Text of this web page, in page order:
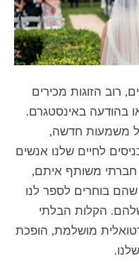
רוב הזוגות מכירים
בהודעה באינסטגרם.
משמעות חדשה,
לחיים שלנו אנשים
חברתי משותף איתם,
בוחרים לספר לנו
הקלות הבלתי
מושלמת, הופכת